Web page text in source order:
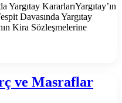
KararlarıYargıtay’ın
Davasında Yargıtay
Kira Sözleşmelerine
ve Masraflar